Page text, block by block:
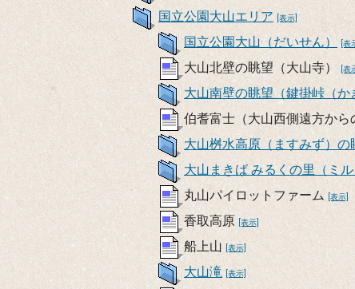
国立公園大山エリア [表示]
国立公園大山（だいせん） [表
大山北壁の眺望（大山寺） [表
大山南壁の眺望（鍵掛峠（か
伯耆富士（大山西側遠方から
大山桝水高原（ますみず）の
大山まきば みるくの里（ミ
丸山パイロットファーム [表示]
香取高原 [表示]
船上山 [表示]
大山滝 [表示]